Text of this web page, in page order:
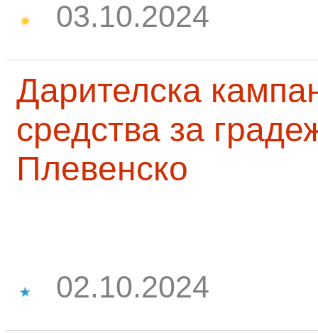
03.10.2024
Дарителска
средства за
Плевенско
02.10.2024